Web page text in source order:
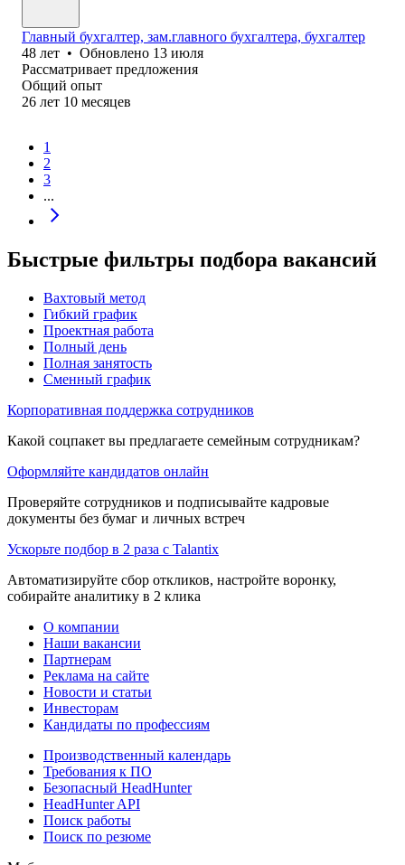
Главный бухгалтер, зам.главного бухгалтера, бухгалтер
48 лет • Обновлено 13 июля
Рассматривает предложения
Общий опыт
26 лет 10 месяцев
1
2
3
...
Быстрые фильтры подбора вакансий
Вахтовый метод
Гибкий график
Проектная работа
Полный день
Полная занятость
Сменный график
Корпоративная поддержка сотрудников
Какой соцпакет вы предлагаете семейным сотрудникам?
Оформляйте кандидатов онлайн
Проверяйте сотрудников и подписывайте кадровые
документы без бумаг и личных встреч
Ускорьте подбор в 2 раза с Talantix
Автоматизируйте сбор откликов, настройте воронку,
собирайте аналитику в 2 клика
О компании
Наши вакансии
Партнерам
Реклама на сайте
Новости и статьи
Инвесторам
Кандидаты по профессиям
Производственный календарь
Требования к ПО
Безопасный HeadHunter
HeadHunter API
Поиск работы
Поиск по резюме